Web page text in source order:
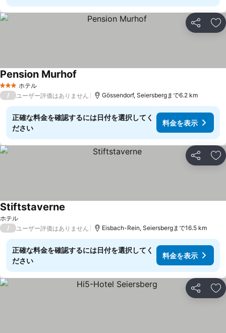
シェア お
3 ホテルのランク
ホテル
Pension Murhof
/ ユーザー評価はありません Gössendorf, Seiersbergまで6.2 km
正確な料金を確認するには日付を選択してく
ださい
料金を表示
シェア お
ホテル
Stiftstaverne
/ ユーザー評価はありません Eisbach-Rein, Seiersbergまで16.5 km
正確な料金を確認するには日付を選択してく
ださい
料金を表示
シェア お